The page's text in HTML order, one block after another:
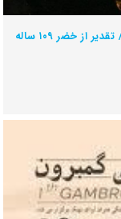
جشنواره موسیقی سردشت بین‌المللی می‌شود/ تقدیر از خضر ۱۰۹ ساله